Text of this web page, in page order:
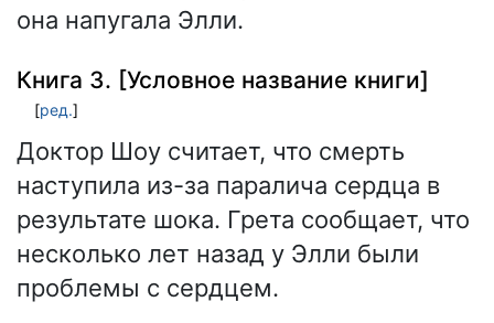
она напугала Элли.
Книга 3. [Условное название книги]
[ред.]
Доктор Шоу считает, что смерть
наступила из-за паралича сердца в
результате шока. Грета сообщает, что
несколько лет назад у Элли были
проблемы с сердцем.